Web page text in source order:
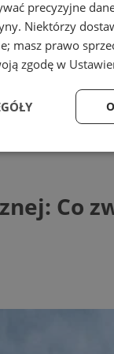
Co
precyzyjne
Niektórzy
masz prawo
zgodę w
Wydajność
niezbędnych plików